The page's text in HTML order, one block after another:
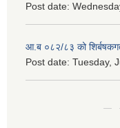
Post date:
आ.ब ०८२/८३ को
Post date: Tuesday,